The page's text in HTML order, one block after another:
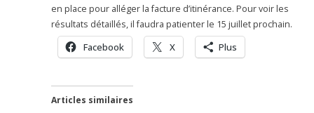
en place pour alléger la facture d’itinérance. Pour voir les
résultats détaillés, il faudra patienter le 15 juillet prochain.
Facebook X Plus
Articles similaires